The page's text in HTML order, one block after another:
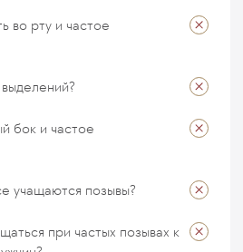
2025
2025
во рту и частое
2025
2025
бок и частое
учащаются позывы?
при частых позывах к